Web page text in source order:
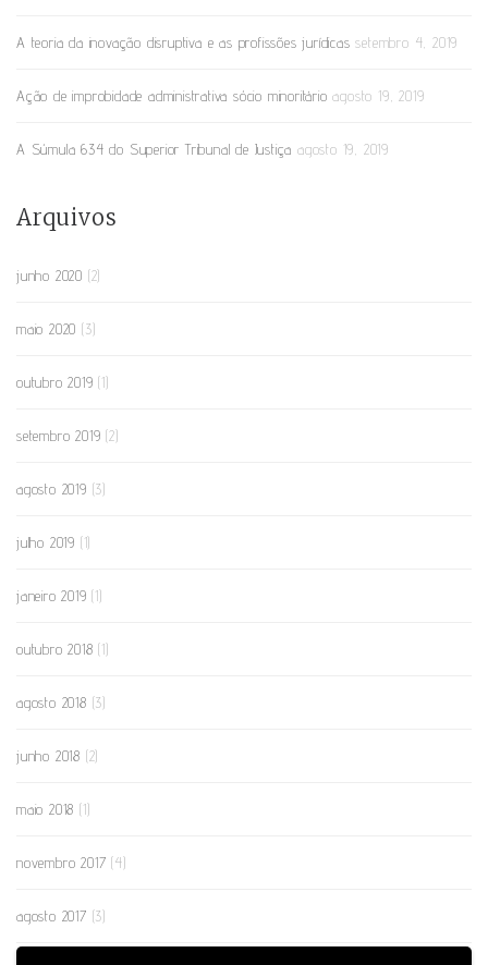
A teoria da inovação disruptiva e as profissões jurídicas setembro 4, 2019
Ação de improbidade administrativa sócio minoritário agosto 19, 2019
A Súmula 634 do Superior Tribunal de Justiça agosto 19, 2019
Arquivos
junho 2020 (2)
maio 2020 (3)
outubro 2019 (1)
setembro 2019 (2)
agosto 2019 (3)
julho 2019 (1)
janeiro 2019 (1)
outubro 2018 (1)
agosto 2018 (3)
junho 2018 (2)
maio 2018 (1)
novembro 2017 (4)
agosto 2017 (3)